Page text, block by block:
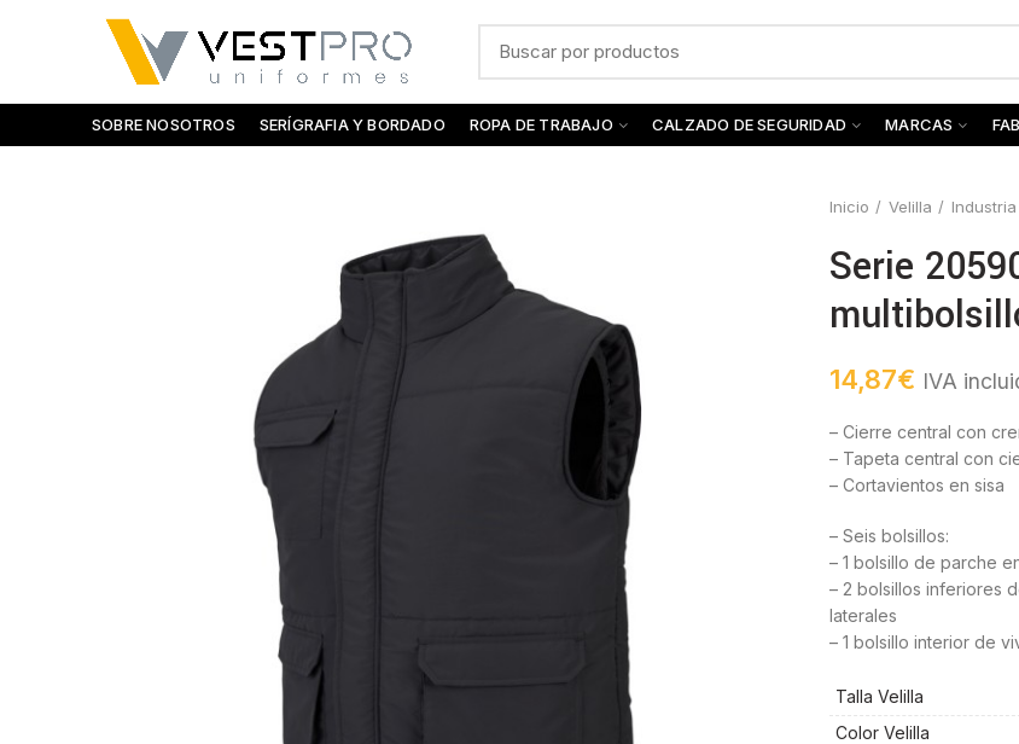
SOBRE NOSOTROS SERÍGRAFIA Y BORDADO ROPA DE TRABAJO CALZADO DE SEGURIDAD MARCAS
Inicio Velilla
Serie
14,87€ IVA
– Cierre central con
– Tapeta central con
– Cortavientos en sisa
– Seis bolsillos:
– 1 bolsillo de parche
– 2 bolsillos inferiores
laterales
– 1 bolsillo interior de
Talla Velilla
Color Velilla